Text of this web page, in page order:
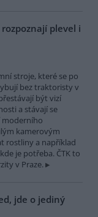
plevel i
stroje, které se po
bez traktoristy v
být vizí
a stávají se
moderního
kamerovým
rostliny a například
je potřeba. ČTK to
v Praze.
jde o jediný